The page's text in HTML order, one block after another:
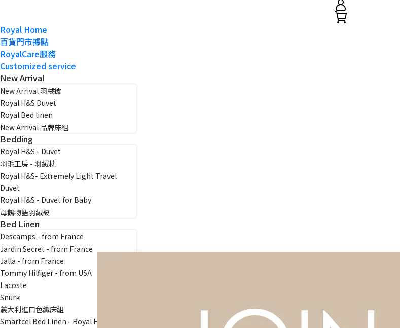
Royal Home
百貨門市據點
RoyalCare服務
Customized service
New Arrival
New Arrival 羽絨被
Royal H&S Duvet
Royal Bed linen
New Arrival 品牌床組
Bedding
Royal H&S - Duvet
羽毛工房 - 羽絨枕
Royal H&S- Extremely Light Travel
Duvet
Royal H&S - Duvet for Baby
母鵝物語羽絨被
Bed Linen
Descamps - from France
Jardin Secret - from France
Jalla - from France
Tommy Hilfiger - from USA
Lacoste
Snurk
義大利進口色織床組
Smartcel Bed Linen - Royal Home